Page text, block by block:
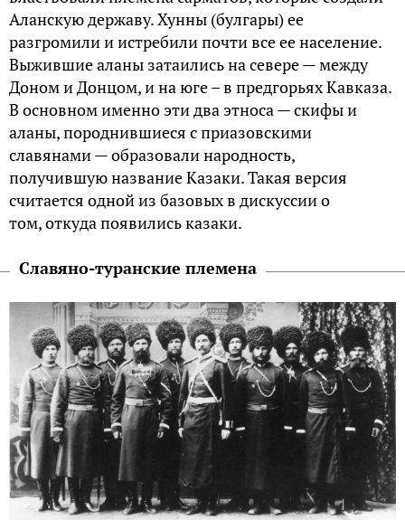
Аланскую державу. Хунны (булгары) ее
разгромили и истребили почти все ее население.
Выжившие аланы затаились на севере — между
Доном и Донцом, и на юге – в предгорьях Кавказа.
В основном именно эти два этноса — скифы и
аланы, породнившиеся с приазовскими
славянами — образовали народность,
получившую название Казаки. Такая версия
считается одной из базовых в дискуссии о
том, откуда появились казаки.
Славяно-туранские племена